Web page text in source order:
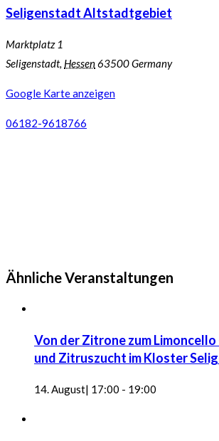
Seligenstadt Altstadtgebiet
Marktplatz 1
Seligenstadt, Hessen63500Germany
Google Karte anzeigen
06182-9618766
Ähnliche Veranstaltungen
Von der Zitrone zum
und Zitruszucht im Kloster
14. August| 17:00 - 19:00